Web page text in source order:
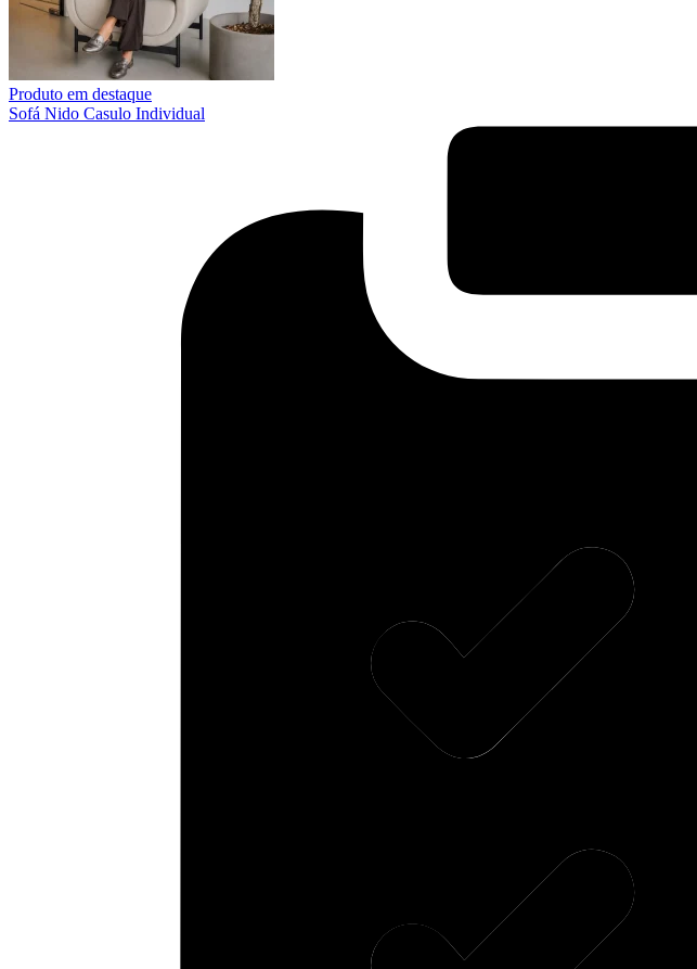
Produto em destaque
Sofá Nido Casulo Individual